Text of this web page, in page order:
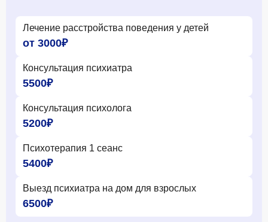
Лечение расстройства поведения у детей
от 3000₽
Консультация психиатра
5500₽
Консультация психолога
5200₽
Психотерапия 1 сеанс
5400₽
Выезд психиатра на дом для взрослых
6500₽